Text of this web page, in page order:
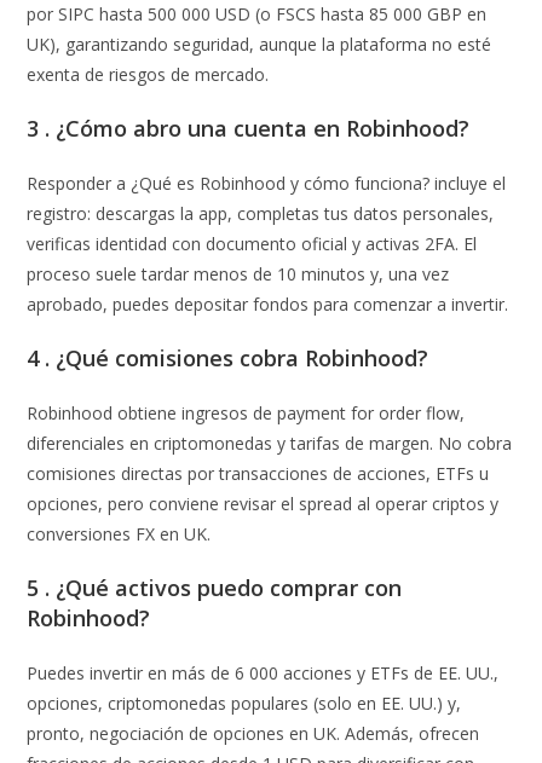
por SIPC hasta 500 000 USD (o FSCS hasta 85 000 GBP en
UK), garantizando seguridad, aunque la plataforma no esté
exenta de riesgos de mercado.
3 . ¿Cómo abro una cuenta en Robinhood?
Responder a ¿Qué es Robinhood y cómo funciona? incluye el
registro: descargas la app, completas tus datos personales,
verificas identidad con documento oficial y activas 2FA. El
proceso suele tardar menos de 10 minutos y, una vez
aprobado, puedes depositar fondos para comenzar a invertir.
4 . ¿Qué comisiones cobra Robinhood?
Robinhood obtiene ingresos de payment for order flow,
diferenciales en criptomonedas y tarifas de margen. No cobra
comisiones directas por transacciones de acciones, ETFs u
opciones, pero conviene revisar el spread al operar criptos y
conversiones FX en UK.
5 . ¿Qué activos puedo comprar con
Robinhood?
Puedes invertir en más de 6 000 acciones y ETFs de EE. UU.,
opciones, criptomonedas populares (solo en EE. UU.) y,
pronto, negociación de opciones en UK. Además, ofrecen